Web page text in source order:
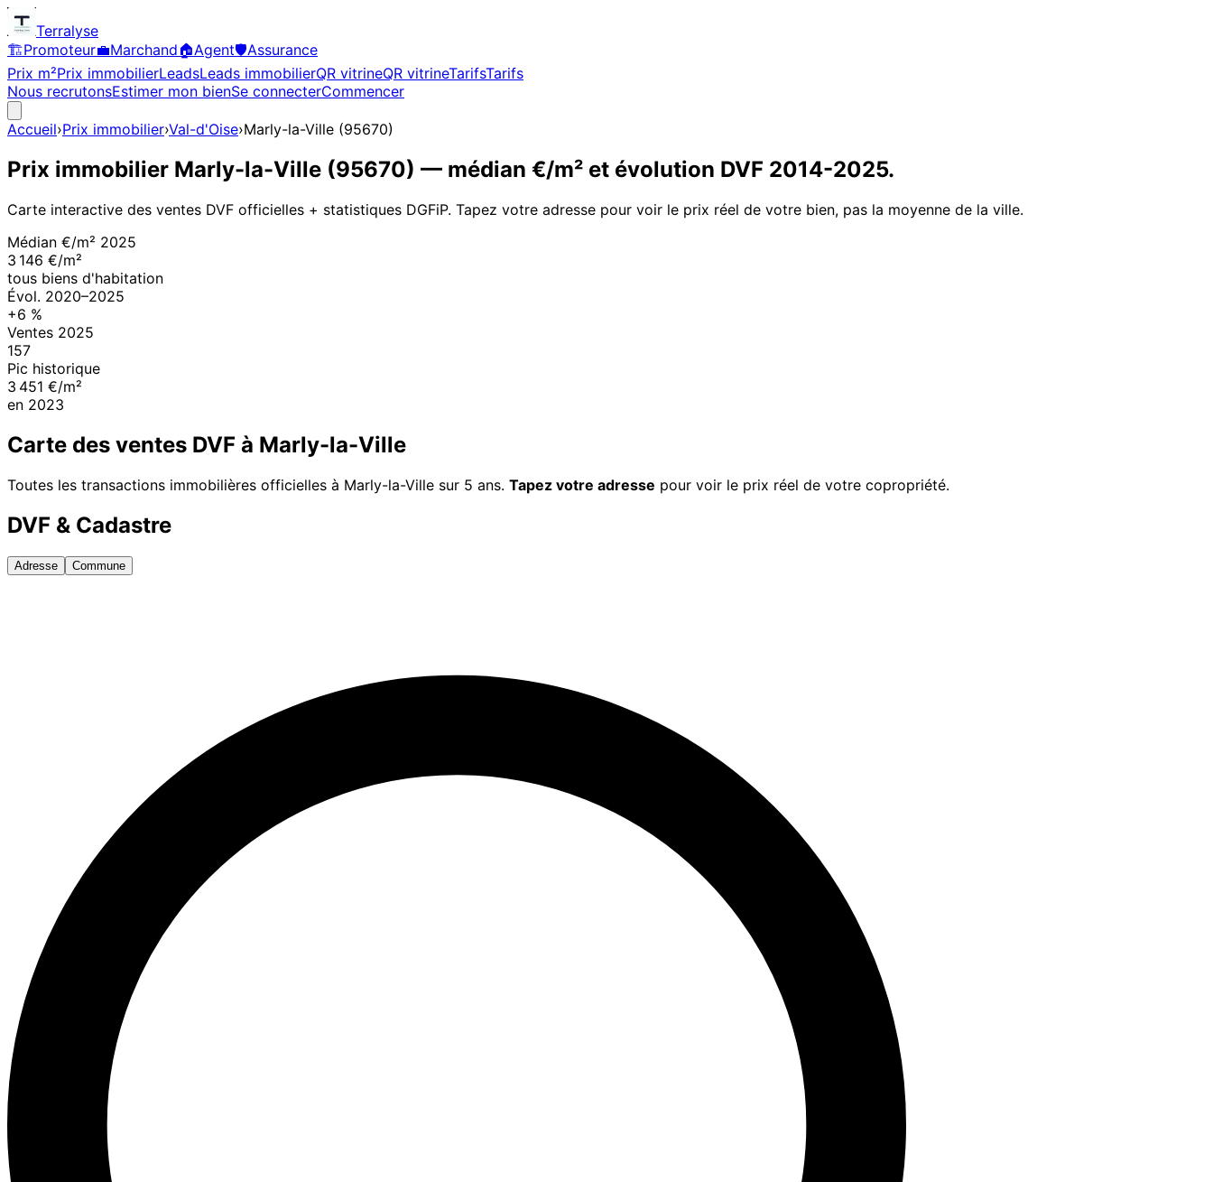
Terralyse
🏗️Promoteur💼Marchand🏠Agent🛡️Assurance
Prix m²Prix immobilierLeadsLeads immobilierQR vitrineQR vitrineTarifsTarifs
Nous recrutonsEstimer mon bienSe connecterCommencer
Accueil›Prix immobilier›Val-d'Oise›Marly-la-Ville (95670)
Prix immobilier Marly-la-Ville (95670) — médian €/m² et évolution DVF 2014-2025.
Carte interactive des ventes DVF officielles + statistiques DGFiP. Tapez votre adresse pour voir le prix réel de votre bien, pas la moyenne de la ville.
Médian €/m² 2025
3 146 €/m²
tous biens d'habitation
Évol. 2020–2025
+6 %
Ventes 2025
157
Pic historique
3 451 €/m²
en 2023
Carte des ventes DVF à Marly-la-Ville
Toutes les transactions immobilières officielles à Marly-la-Ville sur 5 ans. Tapez votre adresse pour voir le prix réel de votre copropriété.
DVF & Cadastre
Adresse Commune